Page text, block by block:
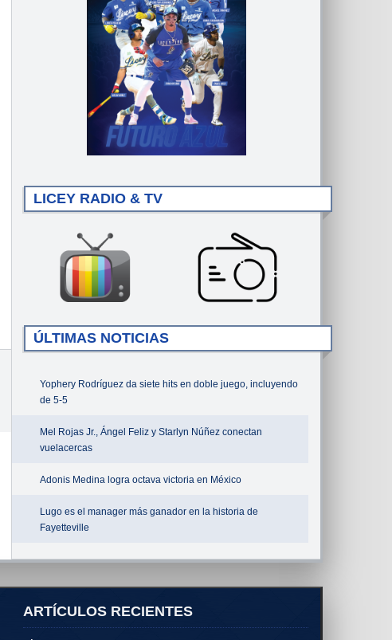
LICEY RADIO & TV
ÚLTIMAS NOTICIAS
Yophery Rodríguez da siete hits en doble juego, incluyendo
de 5-5
Mel Rojas Jr., Ángel Feliz y Starlyn Núñez conectan
vuelacercas
Adonis Medina logra octava victoria en México
Lugo es el manager más ganador en la historia de
Fayetteville
ARTÍCULOS RECIENTES